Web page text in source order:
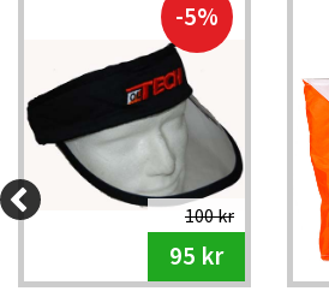
-5%
100 kr
95 kr